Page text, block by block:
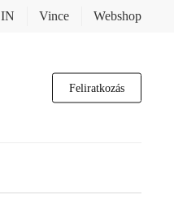
IN Vince Webshop
Feliratkozás